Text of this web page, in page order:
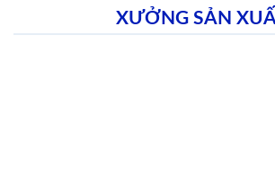
XƯỞNG SẢN